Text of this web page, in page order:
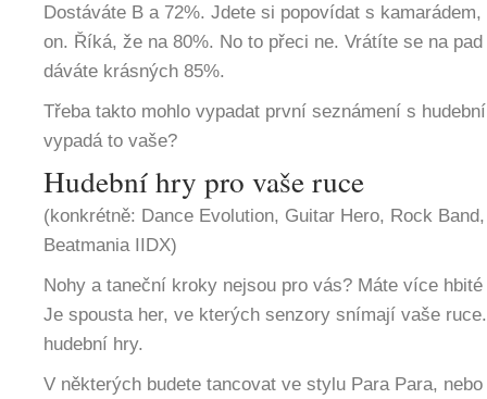
Dostáváte B a 72%. Jdete si popovídat s
on. Říká, že na 80%. No to přeci ne. Vrátíte se na
dáváte krásných 85%.
Třeba takto mohlo vypadat první seznámení s
vypadá to vaše?
Hudební hry pro vaše ruce
(konkrétně: Dance Evolution, Guitar Hero, Rock
Beatmania IIDX)
Nohy a taneční kroky nejsou pro vás? Máte více
Je spousta her, ve kterých senzory snímají vaše
hudební hry.
V některých budete tancovat ve stylu Para Para,